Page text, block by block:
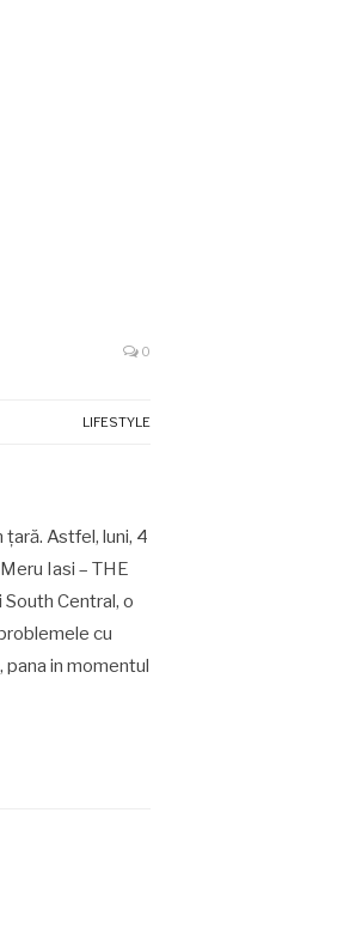
0
LIFESTYLE
Astfel, luni, 4
Iasi – THE
Central, o
cu
pana in momentul